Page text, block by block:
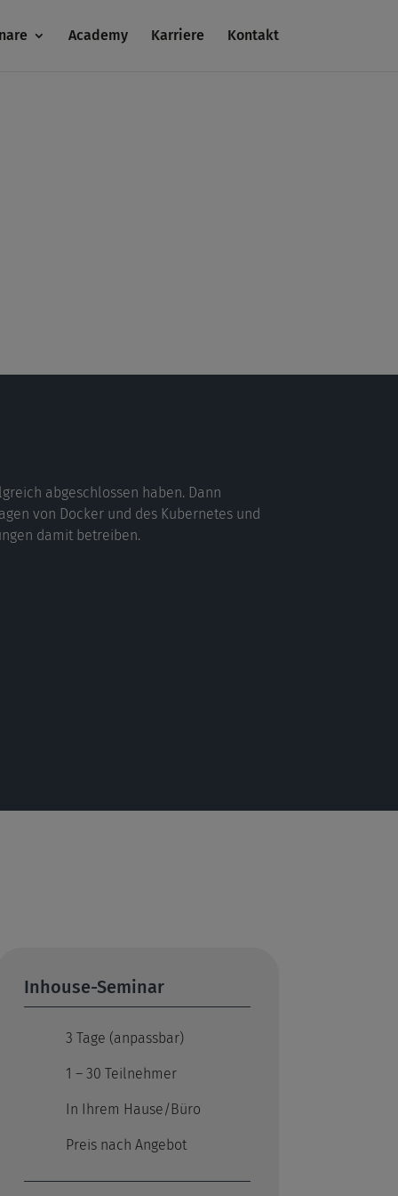
Academy Karriere Kontakt
abgeschlossen haben. Dann
von Docker und des Kubernetes und
damit betreiben.
Inhouse-Seminar
3 Tage (anpassbar)
1 – 30 Teilnehmer
In Ihrem Hause/Büro
Preis nach Angebot